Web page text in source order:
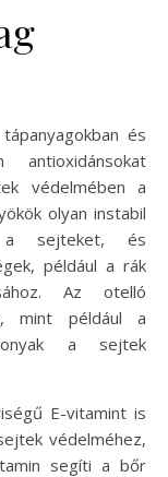
és
antioxidánsokat
védelmében a
olyan instabil
a sejteket, és
például a rák
Az otelló
mint például a
a sejtek
E-vitamint is
védelméhez,
segíti a bőr